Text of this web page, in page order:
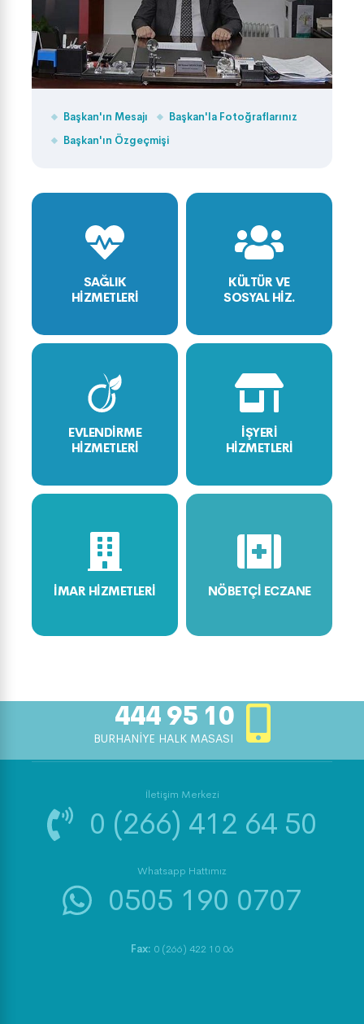
Başkan'ın Mesajı
Başkan'la Fotoğraflarınız
Başkan'ın Özgeçmişi
SAĞLIK
HİZMETLERİ
KÜLTÜR VE
SOSYAL HİZ.
EVLENDİRME
HİZMETLERİ
İŞYERİ
HİZMETLERİ
İMAR HİZMETLERİ NÖBETÇİ ECZANE
444 95 10
BURHANİYE HALK MASASI
İletişim Merkezi
0 (266) 412 64 50
Whatsapp Hattımız
0505 190 0707
Fax: 0 (266) 422 10 06